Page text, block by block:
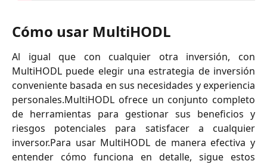
Cómo usar MultiHODL
Al igual que con cualquier otra inversión, con
MultiHODL puede elegir una estrategia de inversión
conveniente basada en sus necesidades y experiencia
personales.MultiHODL ofrece un conjunto completo
de herramientas para gestionar sus beneficios y
riesgos potenciales para satisfacer a cualquier
inversor.Para usar MultiHODL de manera efectiva y
entender cómo funciona en detalle, sigue estos